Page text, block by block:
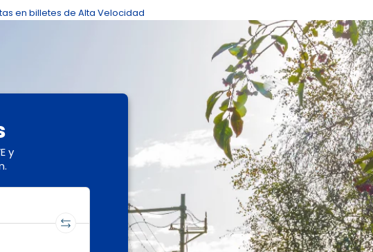
en billetes de Alta Velocidad
y